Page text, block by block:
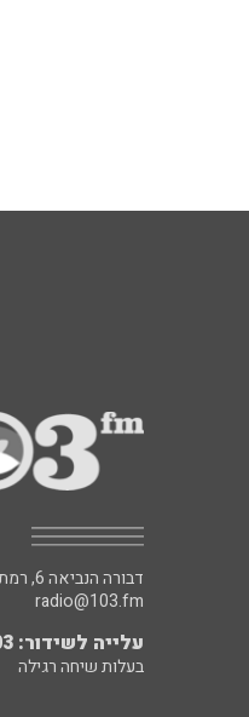
דבורה הנביאה 6, רמת השרון
radio@103.fm
עלייה לשידור: 0552-103-103
בעלות שיחה רגילה